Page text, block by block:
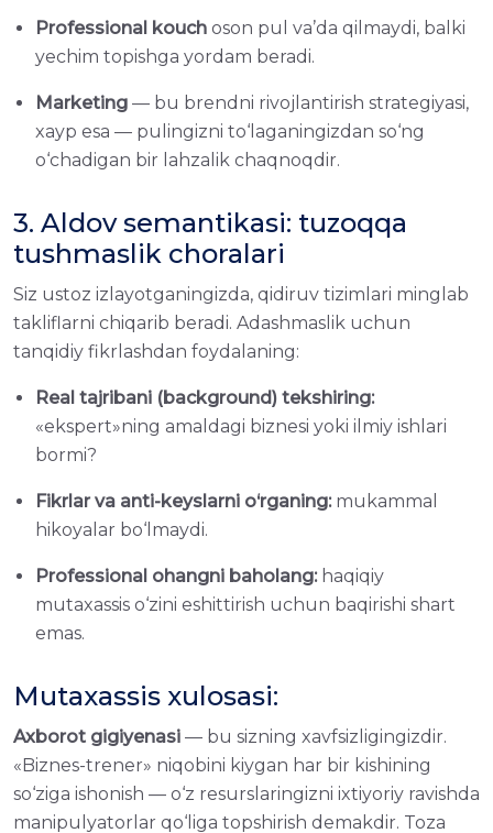
Professional kouch oson pul va’da qilmaydi, balki
yechim topishga yordam beradi.
Marketing — bu brendni rivojlantirish strategiyasi,
xayp esa — pulingizni to‘laganingizdan so‘ng
o‘chadigan bir lahzalik chaqnoqdir.
3. Aldov semantikasi: tuzoqqa
tushmaslik choralari
Siz ustoz izlayotganingizda, qidiruv tizimlari minglab
takliflarni chiqarib beradi. Adashmaslik uchun
tanqidiy fikrlashdan foydalaning:
Real tajribani (background) tekshiring:
«ekspert»ning amaldagi biznesi yoki ilmiy ishlari
bormi?
Fikrlar va anti-keyslarni o‘rganing:mukammal
hikoyalar bo‘lmaydi.
Professional ohangni baholang:haqiqiy
mutaxassis o‘zini eshittirish uchun baqirishi shart
emas.
Mutaxassis xulosasi:
Axborot gigiyenasi — bu sizning xavfsizligingizdir.
«Biznes-trener» niqobini kiygan har bir kishining
so‘ziga ishonish — o‘z resurslaringizni ixtiyoriy ravishda
manipulyatorlar qo‘liga topshirish demakdir. Toza